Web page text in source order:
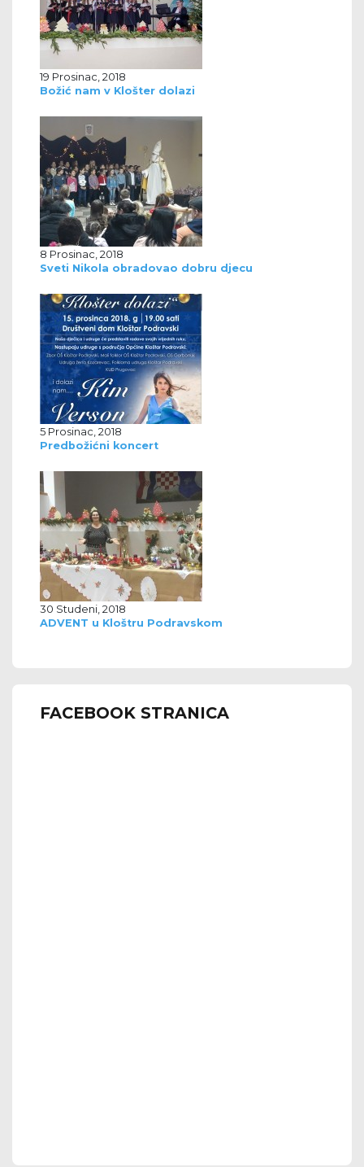
19 Prosinac, 2018
Božić nam v Klošter dolazi
8 Prosinac, 2018
Sveti Nikola obradovao dobru djecu
5 Prosinac, 2018
Predbožićni koncert
30 Studeni, 2018
ADVENT u Kloštru Podravskom
FACEBOOK STRANICA